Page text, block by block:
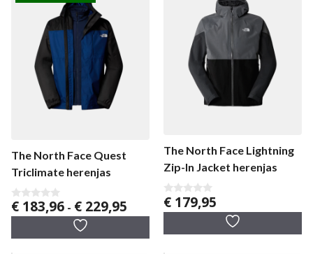
The North Face Quest
Triclimate herenjas
0
v
€ 183,96 - € 229,95 Prijsklasse:
€ 183,96
The North Face Lightning
Zip-In Jacket herenjas
0
v
5
€ 179,95